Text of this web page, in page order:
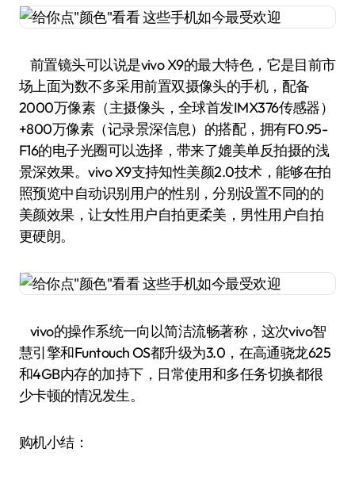
前置镜头可以说是vivo X9的最大特色，它是目前市
场上面为数不多采用前置双摄像头的手机，配备
2000万像素（主摄像头，全球首发IMX376传感器）
+800万像素（记录景深信息）的搭配，拥有F0.95-
F16的电子光圈可以选择，带来了媲美单反拍摄的浅
景深效果。vivo X9支持知性美颜2.0技术，能够在拍
照预览中自动识别用户的性别，分别设置不同的的
美颜效果，让女性用户自拍更柔美，男性用户自拍
更硬朗。
vivo的操作系统一向以简洁流畅著称，这次vivo智
慧引擎和Funtouch OS都升级为3.0，在高通骁龙625
和4GB内存的加持下，日常使用和多任务切换都很
少卡顿的情况发生。
购机小结：